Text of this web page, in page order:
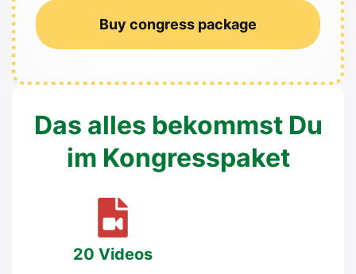
Buy con­gress packa­ge
Das alles bekommst Du
im Kon­gress­pa­ket
20 Vide­os